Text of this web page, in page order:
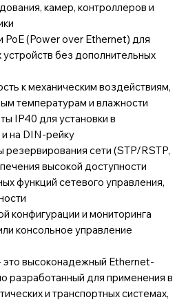
камер, контроллеров и
PoE (Power over Ethernet) для
без дополнительных
к механическим воздействиям,
температурам и влажности
IP40 для установки в
на DIN-рейку
сети (STP/RSTP,
высокой доступности
функций сетевого управления,
конфигурации и мониторинга
консольное управление
высоконадежный Ethernet-
разработанный для применения в
и транспортных системах,